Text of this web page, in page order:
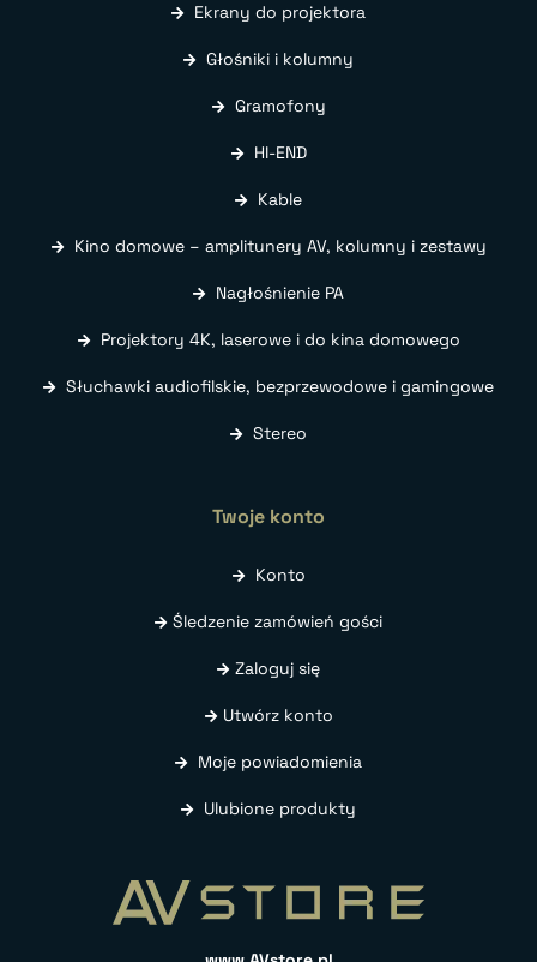
Ekrany do projektora
Głośniki i kolumny
Gramofony
HI-END
Kable
Kino domowe – amplitunery AV, kolumny i zestawy
Nagłośnienie PA
Projektory 4K, laserowe i do kina domowego
Słuchawki audiofilskie, bezprzewodowe i gamingowe
Stereo
Twoje konto
Konto
Śledzenie zamówień gości
Zaloguj się
Utwórz konto
Moje powiadomienia
Ulubione produkty